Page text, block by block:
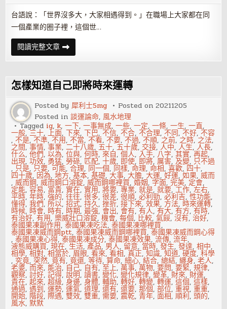
台語說：「世界沒多大，大家相遇得到。」在職場上大家都在同
一個產業的圈子裡，這個世…
閱讀完整文章漂
亮
說
見!
離
職
必
懂
6
大
重
點
怎樣知道自己即將時來運轉
Posted by犀利士5mg Posted on20211205
Posted in談運論命, 風水地理
Tagged ig, k,一下,一事無成,一些,一定,一條,一生,一直,
一般,三十,上面,下來,下巴,不信,不合,不合理,不同,不好,不容
,不是,不準,不用,不當,不看,不要,不過,不順, 之前, 之時, 之法,
之間,事情,事業,二十八歲,五十,五十歲, 交接,人中,人生,人長,
什么,他們,以為,位與,何時,來自,個人, 入手, 八字,其實,再起,
出現,功效, 勇猛, 勞碌,匹配,十歲, 即使, 即將,厲害,及變, 只不過
, 只是, 只要,可能,合理, 同一個, 同樣,命理,命相,喜歡, 四十,
四十歲, 因為,地方,基本,基礎,大事,大膽,大運,好運,如果,威而
,威而鋼,威而鋼口溶錠,威而鋼哪裡買,婚姻, 字面,完美, 定會,
定能,容易, 富貴,實在,實用,將要,專業,就是,就要,工作,左右,
平時,年時,強的,往往,很多,很差,很順,必利勁,必利吉,性功能,
懂得,我們,所以,招式,持久,挫折,接下來,效果, 方法, 時來運轉,
時候, 時會, 時有, 時期,最強, 會出, 會有,有人,有大,有方,有時,
有治好,有用,樂威壯口溶錠,機會,每個, 比較,氣餒,沒有,治好,
泰國果凍副作用,泰國果凍吃法,泰國果凍哪裡買,
泰國果凍威而鋼ptt,泰國果凍威而鋼哪裡買,泰國果凍威而鋼心得
,泰國果凍心得,泰國果凍成分,泰國果凍效果,流傳,流年,
液態威購買,現在,生活,產品, 男人, 留意, 當時,發生,發達,相中,
相學,相對,相當於,眉眼,看來,看相,真正,知識,知道,硬度,科學
, 究竟,突然,竟有,竟還,等待,算命,細心,結合,總結,纏身,老人,
老婆,而來,能治, 自己, 自有,至上,萬事,萬物,要問,要緊,規律,
觀察,討好,記得,說明,讀書,變化,變化規律,變革, 財來, 財運,
貴在,起來,超級,身邊,身體,輔助,轉好,轉變,轉運,這個,這樣,
通過,遇到,運勢,運氣,道理,還有,還要,那個,部位,重視,重重,
開始, 階段, 際遇,雙效,雙重, 需要, 震乾,青年,面相,順利,頭的,
風水, 默默